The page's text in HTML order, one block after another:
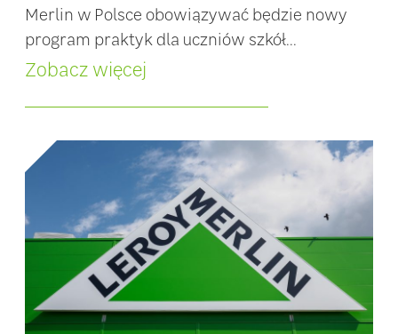
Merlin w Polsce obowiązywać będzie nowy
program praktyk dla uczniów szkół...
Zobacz więcej